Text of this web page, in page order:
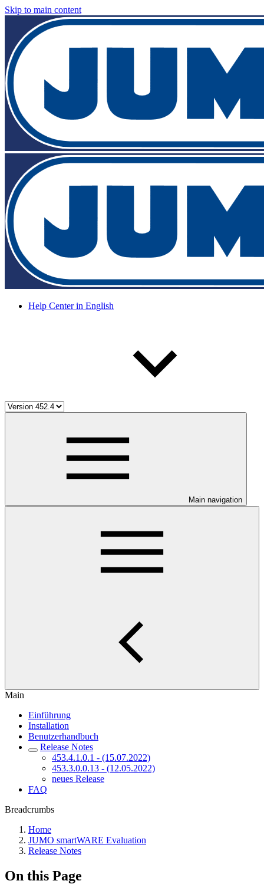
Skip to main content
Help Center in English
Main navigation
Main
Einführung
Installation
Benutzerhandbuch
Release Notes
453.4.1.0.1 - (15.07.2022)
453.3.0.0.13 - (12.05.2022)
neues Release
FAQ
Breadcrumbs
Home
JUMO smartWARE Evaluation
Release Notes
On this Page